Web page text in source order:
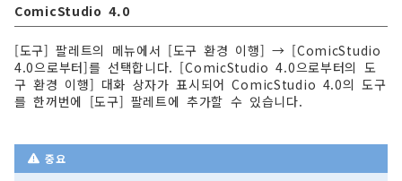
ComicStudio 4.0
[도구] 팔레트의 메뉴에서 [도구 환경 이행] → [ComicStudio
4.0으로부터]를 선택합니다. [ComicStudio 4.0으로부터의 도
구 환경 이행] 대화 상자가 표시되어 ComicStudio 4.0의 도구
를 한꺼번에 [도구] 팔레트에 추가할 수 있습니다.
중요